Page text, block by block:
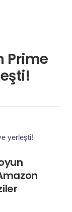
Prime
yerleşti!